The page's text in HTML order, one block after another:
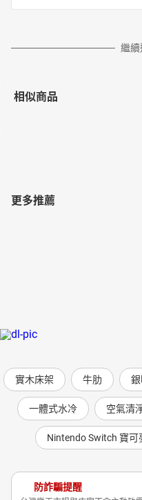
繼續
相似商品
更多推薦
實木床架 牛肋
一體式水冷 空氣清
Nintendo Switch 寶可
防詐騙提醒